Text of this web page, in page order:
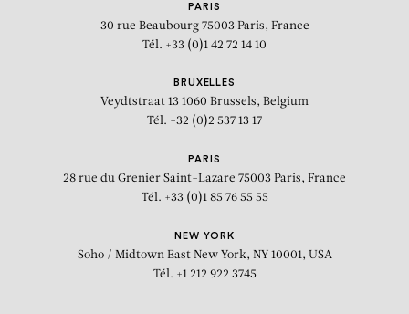
PARIS
30 rue Beaubourg 75003 Paris, France
Tél. +33 (0)1 42 72 14 10
BRUXELLES
Veydtstraat 13 1060 Brussels, Belgium
Tél. +32 (0)2 537 13 17
PARIS
28 rue du Grenier Saint-Lazare 75003 Paris, France
Tél. +33 (0)1 85 76 55 55
NEW YORK
Soho / Midtown East New York, NY 10001, USA
Tél. +1 212 922 3745